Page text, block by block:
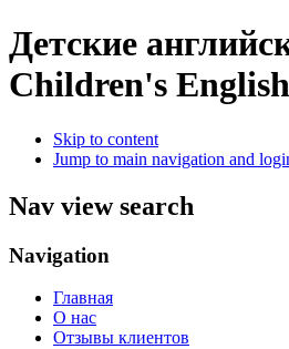
Детские
Children's
Skip to content
Jump to main navigation and
Nav view search
Navigation
Главная
О нас
Отзывы клиентов